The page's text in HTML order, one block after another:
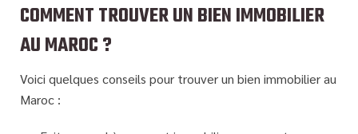
COMMENT TROUVER UN BIEN IMMOBILIER
AU MAROC ?
Voici quelques conseils pour trouver un bien immobilier au
Maroc :